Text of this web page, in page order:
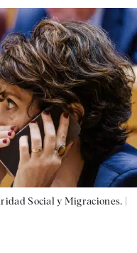
Social y Migraciones. |